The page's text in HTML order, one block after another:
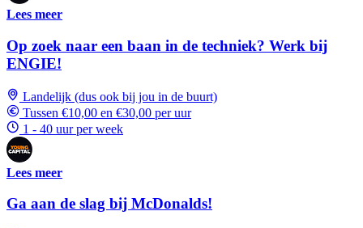
Lees meer
Op zoek naar een baan in de techniek? Werk bij
ENGIE!
Landelijk (dus ook bij jou in de buurt)
Tussen €10,00 en €30,00 per uur
1 - 40 uur per week
Lees meer
Ga aan de slag bij McDonalds!